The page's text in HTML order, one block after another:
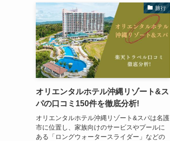
旅行
オリエンタルホテル沖縄リゾート&ス
パの口コミ150件を徹底分析!
オリエンタルホテル沖縄リゾート&スパは名護
市に位置し、家族向けのサービスやプールに
ある「ロングウォータースライダー」などの